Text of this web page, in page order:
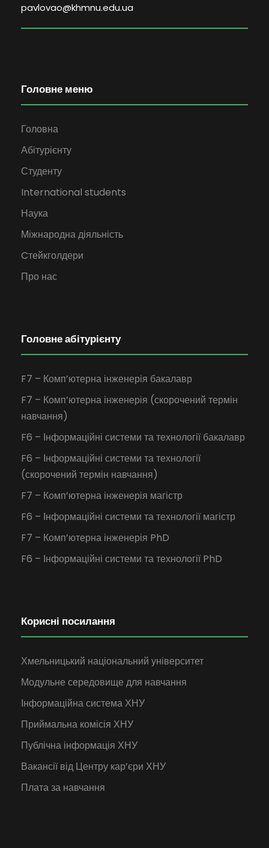
pavlovao@khmnu.edu.ua
Головне меню
Головна
Абітурієнту
Студенту
International students
Наука
Міжнародна діяльність
Cтейкголдери
Про нас
Головне абітурієнту
F7 – Комп’ютерна інженерія бакалавр
F7 – Комп’ютерна інженерія (скорочений термін
навчання)
F6 – Інформаційні системи та технології бакалавр
F6 – Інформаційні системи та технології
(скорочений термін навчання)
F7 – Комп’ютерна інженерія магістр
F6 – Інформаційні системи та технології магістр
F7 – Комп’ютерна інженерія PhD
F6 – Інформаційні системи та технології PhD
Корисні посилання
Хмельницький національний університет
Модульне середовище для навчання
Інформаційна система ХНУ
Приймальна комісія ХНУ
Публічна інформація ХНУ
Вакансії від Центру кар’єри ХНУ
Плата за навчання